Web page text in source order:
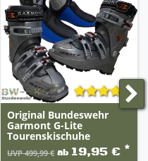
Original Bundeswehr
Garmont G-Lite
Tourenskischuhe
UVP 499,99 € ab 19,95 € *